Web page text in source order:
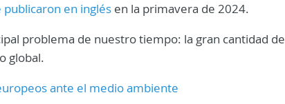
en inglés en la primavera de 2024.
problema de nuestro tiempo: la gran cantidad de
global.
ante el medio ambiente